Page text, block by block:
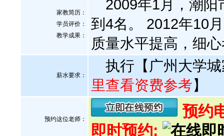
家教简历：
学员评价：
教学成果：
2009年1月，潮阳
到4名。 2012年10
质量水平提高，细
薪水要求：
执行【广州大学
里查看资费参考】
预约这位老师：
预约
即时预约: